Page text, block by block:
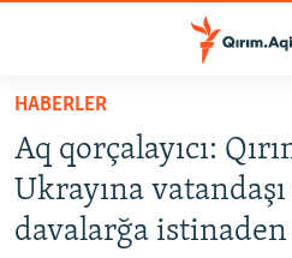
Esas
qaytmaq
Baş
navigatsiyağa
qaytmaq
SİYASET
İQTİSADİYAT
HABERLER
Aq qorçalayıcı:
Ukrayına
davalarğa